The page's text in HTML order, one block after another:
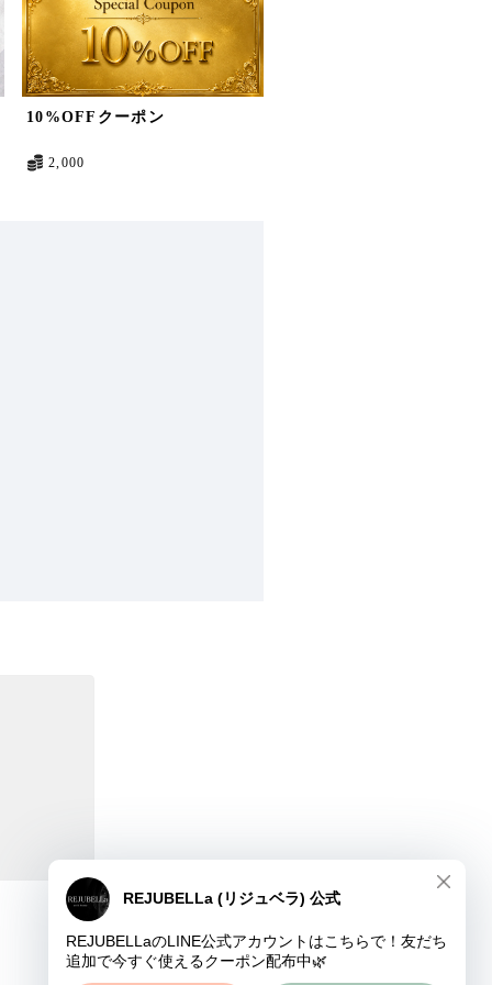
10%OFFクーポン
2,000